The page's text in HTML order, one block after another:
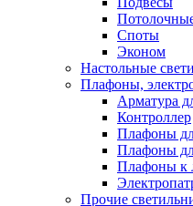
Споты
Эконом
Настольные
Плафоны,
Арматура
Контроллер
Плафоны
Плафоны
Плафоны к
Прочие